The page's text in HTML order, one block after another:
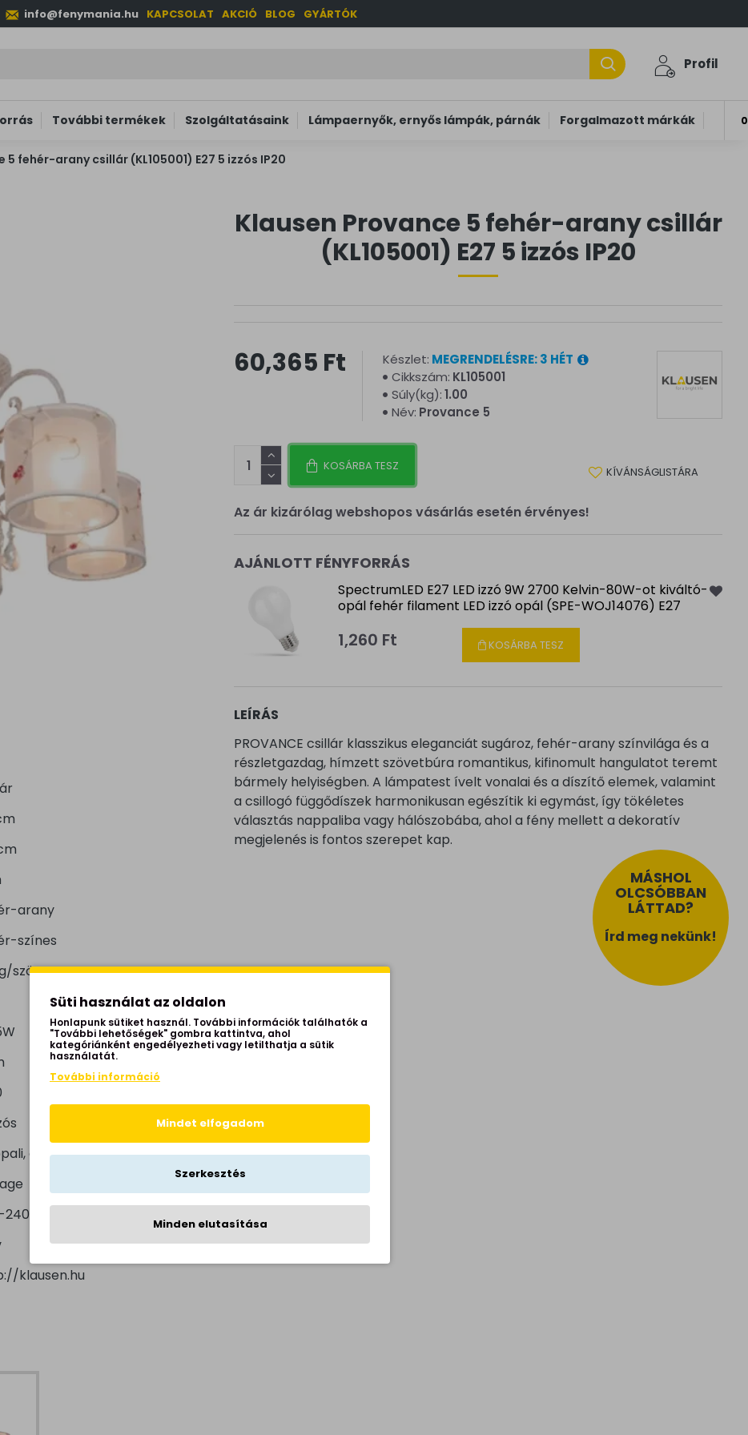
info@fenymania.hu KAPCSOLAT AKCIÓ BLOG GYÁRTÓK
Profil
További termékek Szolgáltatásaink Lámpaernyők, ernyős lámpák, párnák Forgalmazott márkák
5 fehér-arany csillár (KL105001) E27 5 izzós IP20
arany
színes
szövet
étkező, hálószoba
Volt
klausen.hu
Klausen Provance 5 fehér-arany csillár
(KL105001) E27 5 izzós IP20
Az ár kizárólag webshopos vásárlás esetén érvényes!
60,365 Ft Készlet: MEGRENDELÉSRE: 3 HÉT
Cikkszám: KL105001
Súly(kg):1.00
Név: Provance 5
KOSÁRBA TESZ KÍVÁNSÁGLISTÁRA
AJÁNLOTT FÉNYFORRÁS
SpectrumLED E27 LED izzó 9W 2700 Kelvin-80W-ot kiváltó-
opál fehér filament LED izzó opál (SPE-WOJ14076) E27
1,260 Ft KOSÁRBA TESZ
LEÍRÁS
PROVANCE csillár klasszikus eleganciát sugároz, fehér-arany színvilága és a
részletgazdag, hímzett szövetbúra romantikus, kifinomult hangulatot teremt
bármely helyiségben. A lámpatest ívelt vonalai és a díszítő elemek, valamint
a csillogó függődíszek harmonikusan egészítik ki egymást, így tökéletes
választás nappaliba vagy hálószobába, ahol a fény mellett a dekoratív
megjelenés is fontos szerepet kap.
MÁSHOL
OLCSÓBBAN
LÁTTAD?
Írd meg nekünk!
Süti használat az oldalon
Honlapunk sütiket használ. További információk találhatók a
"További lehetőségek" gombra kattintva, ahol
kategóriánként engedélyezheti vagy letilthatja a sütik
használatát.
További információ
Mindet elfogadom
Szerkesztés
Minden elutasítása